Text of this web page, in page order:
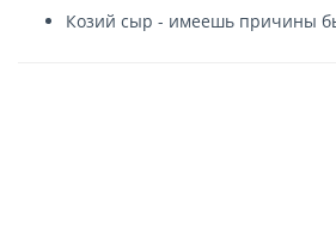
Козий сыр - имеешь причины